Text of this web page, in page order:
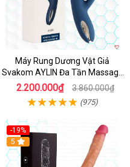
Máy Rung Dương Vật Giả
Svakom AYLIN Đa Tần Massage
Sướng
2.200.000₫ 3.860.000₫
(975)
-19%
Hot
5